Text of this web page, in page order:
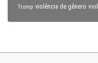
Trump violência de gênero